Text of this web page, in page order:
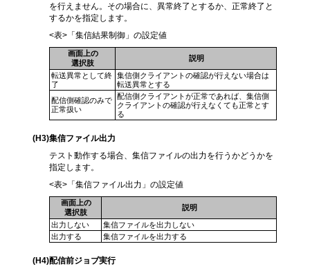
を行えません。その場合に、異常終了とするか、正常終了と
するかを指定します。
<表>「集信結果制御」の設定値
画面上の
選択肢
説明
転送異常として終
了
集信側クライアントの確認が行えない場合は
転送異常とする
配信側確認のみで
正常扱い
配信側クライアントが正常であれば、集信側
クライアントの確認が行えなくても正常とす
る
(H3)集信ファイル出力
テスト動作する場合、集信ファイルの出力を行うかどうかを
指定します。
<表>「集信ファイル出力」の設定値
画面上の
選択肢
説明
出力しない
集信ファイルを出力しない
出力する
集信ファイルを出力する
(H4)配信前ジョブ実行